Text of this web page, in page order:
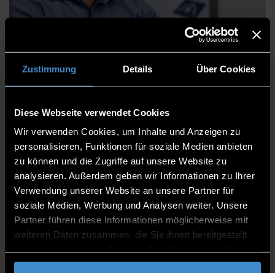
Zustimmung Details Über Cookies
Diese Webseite verwendet Cookies
Wir verwenden Cookies, um Inhalte und Anzeigen zu
personalisieren, Funktionen für soziale Medien anbieten
zu können und die Zugriffe auf unsere Website zu
analysieren. Außerdem geben wir Informationen zu Ihrer
Verwendung unserer Website an unsere Partner für
soziale Medien, Werbung und Analysen weiter. Unsere
Partner führen diese Informationen möglicherweise mit
weiteren Daten zusammen, die Sie ihnen bereitgestellt
gesammelt haben.
Manuel Paternoster
Centre for Applied Research
Technology application centre Spiegelau
Project Member
1.7
0991/3615-8760